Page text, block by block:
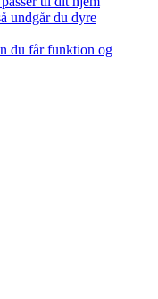
undgår du dyre
du får funktion og